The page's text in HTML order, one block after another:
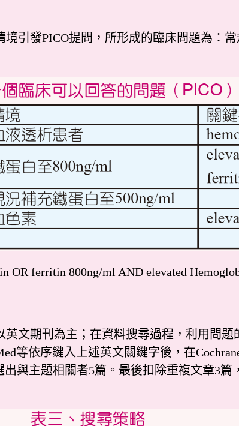
引發PICO提問，所形成的臨床問題為：
OR ferritin 800ng/ml AND elevated
期刊為主；在資料搜尋過程，利用問題
等依序鍵入上述英文關鍵字後，在
與主題相關者5篇。最後扣除重複文章3